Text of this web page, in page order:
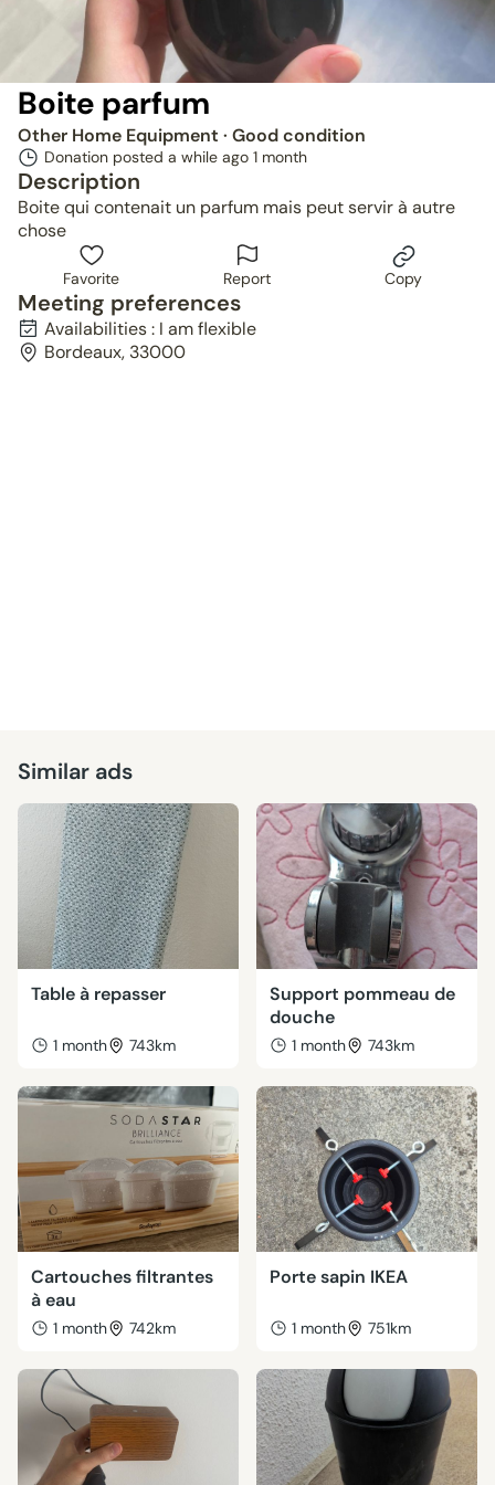
Boite parfum
Other Home Equipment · Good condition
Donation posted a while ago 1 month
Description
Boite qui contenait un parfum mais peut servir à autre
chose
Favorite Report Copy
Meeting preferences
Availabilities : I am flexible
Bordeaux, 33000
Similar ads
Table à repasser
1 month 743km
Support pommeau de
douche
1 month 743km
Cartouches filtrantes
à eau
1 month 742km
Porte sapin IKEA
1 month 751km